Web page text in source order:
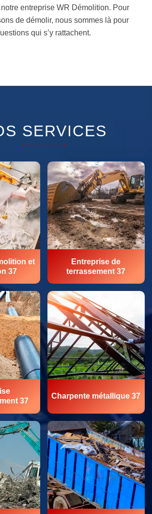
entreprise WR Démolition. Pour
de démolir, nous sommes là pour
qui s’y rattachent.
SERVICES
et
37
Entreprise de
terrassement 37
37
Charpente métallique 37